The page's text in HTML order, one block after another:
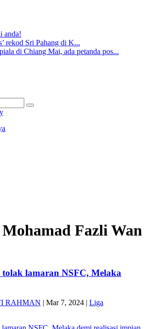
anda!
rekod Sri Pahang di K...
di Chiang Mai, ada petanda pos...
Fazli Wan
tolak lamaran NSFC, Melaka
RAHMAN | Mar 7, 2024| Liga